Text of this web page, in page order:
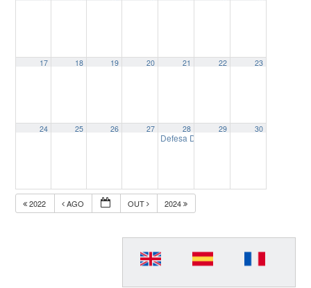
17 18 19 20 21 22 23
24 25 26 27 28
Defesa Dissertação: “JORNALISMO
29 30
2022 AGO OUT 2024